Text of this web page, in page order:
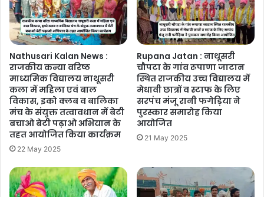
Nathusari Kalan News :
राजकीय कन्या वरिष्ठ
माध्यमिक विद्यालय नाथूसरी
कला में महिला एवं बाल
विकास, इको क्लब व बालिका
मंच के संयुक्त तत्वावधान में बेटी
बचाओ बेटी पढ़ाओ अभियान के
तहत आयोजित किया कार्यक्रम
22 May 2025
Rupana Jatan : नाथूसरी
चौपटा के गांव रूपाणा जाटान
स्थित राजकीय उच्च विद्यालय में
मेधावी छात्रों व स्टाफ के लिए
सरपंच मंजू रानी फगेड़िया ने
पुरस्कार समारोह किया
आयोजित
21 May 2025